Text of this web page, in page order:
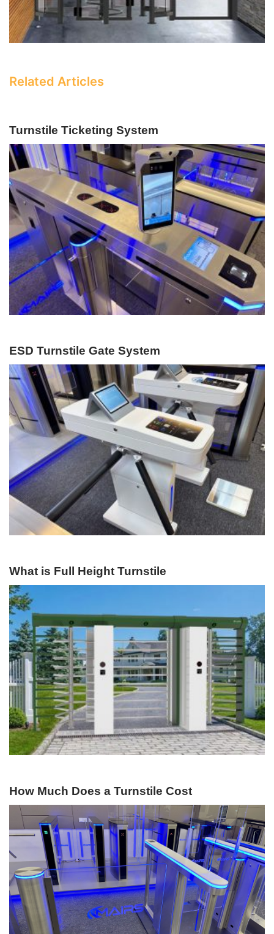
Related Articles
Turnstile Ticketing System
ESD Turnstile Gate System
What is Full Height Turnstile
How Much Does a Turnstile Cost